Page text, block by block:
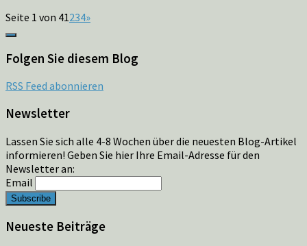
Seite 1 von 41234»
Folgen Sie diesem Blog
RSS Feed abonnieren
Newsletter
Lassen Sie sich alle 4-8 Wochen über die neuesten Blog-Artikel
informieren! Geben Sie hier Ihre Email-Adresse für den
Newsletter an:
Email
Neueste Beiträge